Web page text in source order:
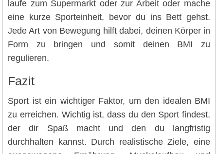
laufe zum Supermarkt oder zur Arbeit oder mache
eine kurze Sporteinheit, bevor du ins Bett gehst.
Jede Art von Bewegung hilft dabei, deinen Körper in
Form zu bringen und somit deinen BMI zu
regulieren.
Fazit
Sport ist ein wichtiger Faktor, um den idealen BMI
zu erreichen. Wichtig ist, dass du den Sport findest,
der dir Spaß macht und den du langfristig
durchhalten kannst. Durch realistische Ziele, eine